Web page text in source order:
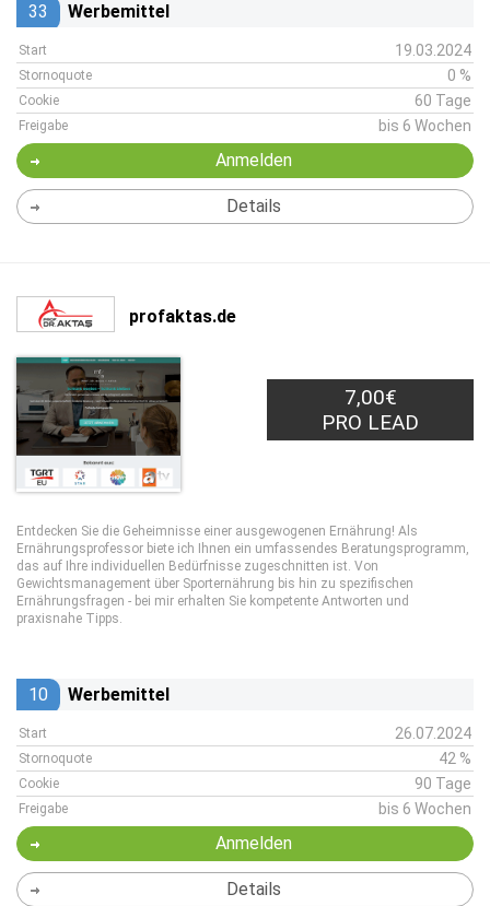
33 Werbemittel
Start 19.03.2024
Stornoquote 0 %
Cookie 60 Tage
Freigabe bis 6 Wochen
Anmelden
Details
profaktas.de
7,00€
PRO LEAD
Entdecken Sie die Geheimnisse einer ausgewogenen Ernährung! Als
Ernährungsprofessor biete ich Ihnen ein umfassendes Beratungsprogramm,
das auf Ihre individuellen Bedürfnisse zugeschnitten ist. Von
Gewichtsmanagement über Sporternährung bis hin zu spezifischen
Ernährungsfragen - bei mir erhalten Sie kompetente Antworten und
praxisnahe Tipps.
10 Werbemittel
Start 26.07.2024
Stornoquote 42 %
Cookie 90 Tage
Freigabe bis 6 Wochen
Anmelden
Details